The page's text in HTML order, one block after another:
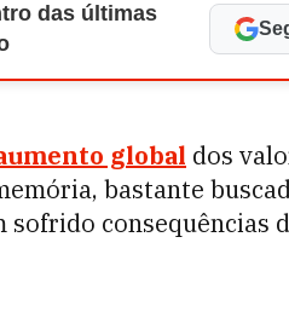
das últimas
global dos
bastante
consequências